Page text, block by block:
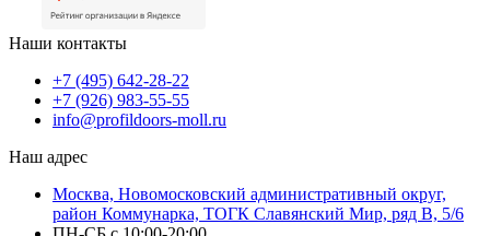
Наши контакты
+7 (495) 642-28-22
+7 (926) 983-55-55
info@profildoors-moll.ru
Наш адрес
Москва, Новомосковский административный округ,
район Коммунарка, ТОГК Славянский Мир, ряд В, 5/6